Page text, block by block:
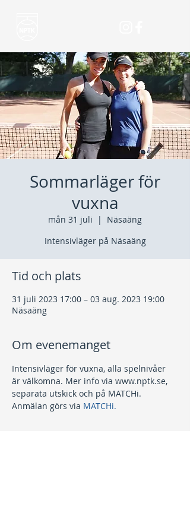
Sommarläger för
vuxna
mån 31 juli
  |
Näsaäng
Intensivläger på Näsaäng
Tid och plats
31 juli 2023 17:00 – 03 aug. 2023 19:00
Näsaäng
Om evenemanget
Intensivläger för vuxna, alla spelnivåer
är välkomna. Mer info via www.nptk.se,
separata utskick och på MATCHi.
Anmälan görs via MATCHi.